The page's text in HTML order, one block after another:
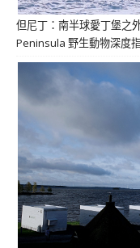
但尼丁：南半球愛丁堡之
Peninsula 野生動物深度